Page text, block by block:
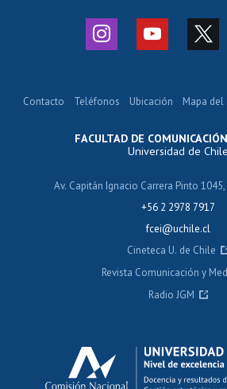
FACULTAD DE
Universidad de Chile
Av. Capitán Ignacio Carrera Pinto
+56 2 2978 7917
fcei@uchile.cl
Contacto Teléfonos Ubicación Mapa del
Cineteca U. de Chile
Revista Comunicación y
Radio JGM